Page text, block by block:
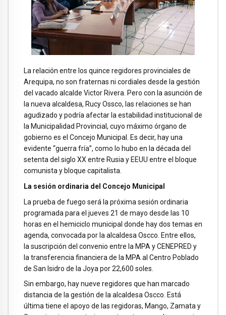
La relación entre los quince regidores provinciales de
Arequipa, no son fraternas ni cordiales desde la gestión
del vacado alcalde Victor Rivera. Pero con la asunción de
la nueva alcaldesa, Rucy Ossco, las relaciones se han
agudizado y podría afectar la estabilidad institucional de
la Municipalidad Provincial, cuyo máximo órgano de
gobierno es el Concejo Municipal. Es decir, hay una
evidente “guerra fría”, como lo hubo en la década del
setenta del siglo XX entre Rusia y EEUU entre el bloque
comunista y bloque capitalista.
La sesión ordinaria del Concejo Municipal
La prueba de fuego será la próxima sesión ordinaria
programada para el jueves 21 de mayo desde las 10
horas en el hemiciclo municipal donde hay dos temas en
agenda, convocada por la alcaldesa Oscco. Entre ellos,
la suscripción del convenio entre la MPA y CENEPRED y
la transferencia financiera de la MPA al Centro Poblado
de San Isidro de la Joya por 22,600 soles.
Sin embargo, hay nueve regidores que han marcado
distancia de la gestión de la alcaldesa Oscco. Está
última tiene el apoyo de las regidoras, Mango, Zamata y